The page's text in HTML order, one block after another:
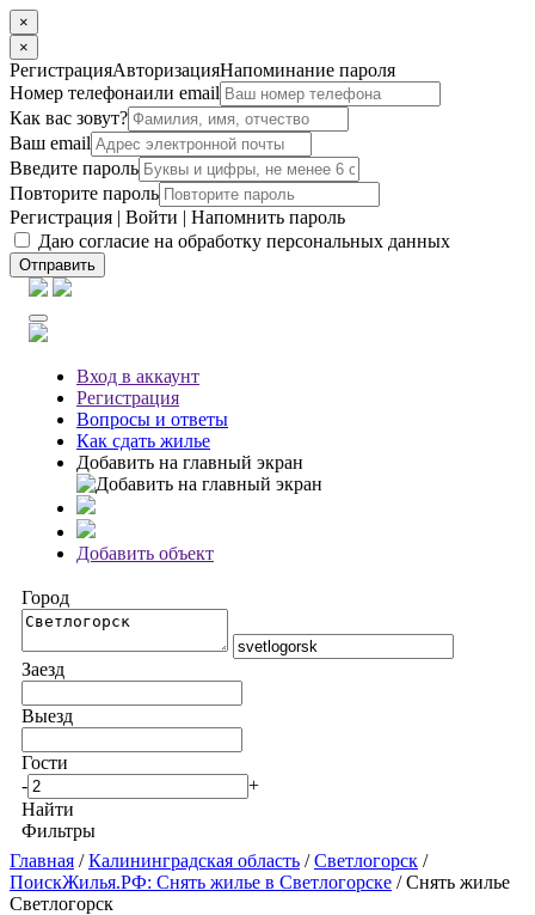
×
×
РегистрацияАвторизацияНапоминание пароля
Номер телефонаили email
Как вас зовут?
Ваш email
Введите пароль
Повторите пароль
Регистрация | Войти | Напомнить пароль
Даю согласие на обработку персональных данных
Отправить
Вход в аккаунт
Регистрация
Вопросы и ответы
Как сдать жилье
Добавить на главный экран
Добавить объект
Город
Заезд
Выезд
Гости
-
+
Найти
Фильтры
Главная /Калининградская область /Светлогорск /
ПоискЖилья.РФ: Снять жилье в Светлогорске / Снять жилье
Светлогорск